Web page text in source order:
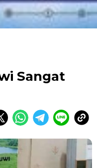
Sangat